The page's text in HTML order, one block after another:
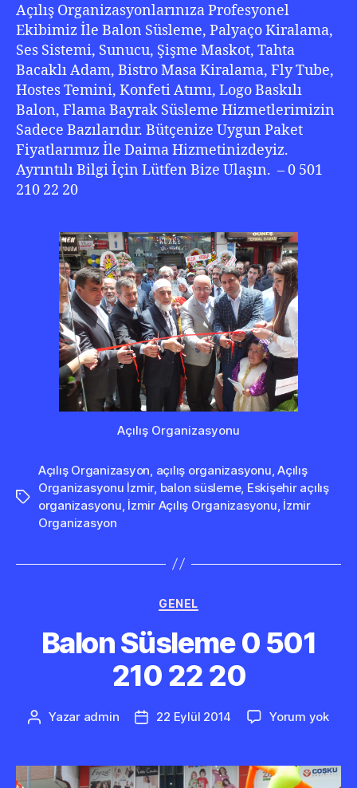
Açılış Organizasyonlarınıza Profesyonel
Ekibimiz İle Balon Süsleme, Palyaço Kiralama,
Ses Sistemi, Sunucu, Şişme Maskot, Tahta
Bacaklı Adam, Bistro Masa Kiralama, Fly Tube,
Hostes Temini, Konfeti Atımı, Logo Baskılı
Balon, Flama Bayrak Süsleme Hizmetlerimizin
Sadece Bazılarıdır. Bütçenize Uygun Paket
Fiyatlarımız İle Daima Hizmetinizdeyiz.
Ayrıntılı Bilgi İçin Lütfen Bize Ulaşın. – 0 501
210 22 20
Açılış Organizasyonu
Etiketler
Açılış Organizasyon, açılış organizasyonu,Açılış
Organizasyonu İzmir, balon süsleme, Eskişehir açılış
organizasyonu, İzmir Açılış Organizasyonu, İzmir
Organizasyon
Kategoriler
GENEL
Balon Süsleme 0 501
210 22 20
Yazının
Yazar admin
Yazı22 Eylül 2014 Yorum yok
501